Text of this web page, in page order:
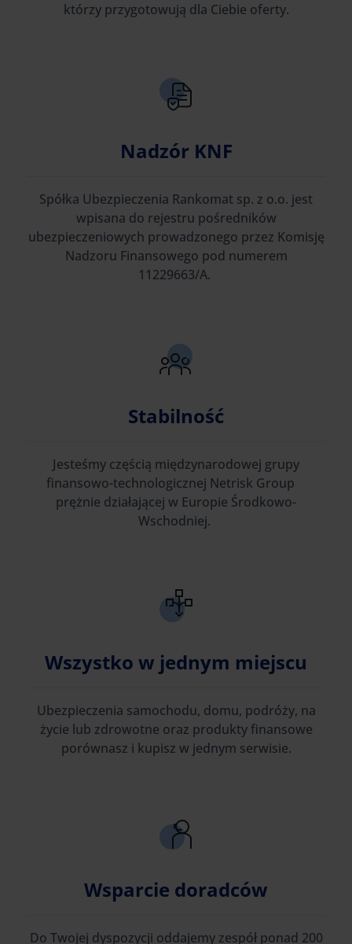
którzy przygotowują dla Ciebie oferty.
Nadzór KNF
Spółka Ubezpieczenia Rankomat sp. z o.o. jest
wpisana do rejestru pośredników
ubezpieczeniowych prowadzonego przez Komisję
Nadzoru Finansowego pod numerem
11229663/A.
Stabilność
Jesteśmy częścią międzynarodowej grupy
finansowo-technologicznej Netrisk Group
prężnie działającej w Europie Środkowo-
Wschodniej.
Wszystko w jednym miejscu
Ubezpieczenia samochodu, domu, podróży, na
życie lub zdrowotne oraz produkty finansowe
porównasz i kupisz w jednym serwisie.
Wsparcie doradców
Do Twojej dyspozycji oddajemy zespół ponad 200